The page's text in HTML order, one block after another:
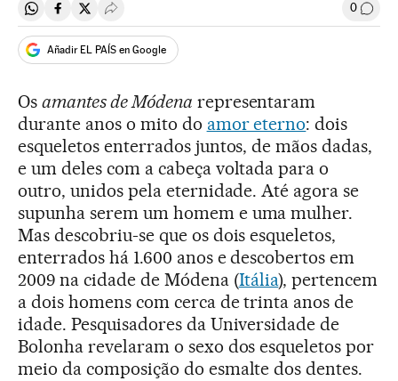
Compartir en Whatsapp
Compartir en Facebook
Compartir en Twitter
Desplegar Redes Sociales 0
Añadir EL PAÍS en Google
Os amantes de Módena representaram
durante anos o mito do amor eterno: dois
esqueletos enterrados juntos, de mãos dadas,
e um deles com a cabeça voltada para o
outro, unidos pela eternidade. Até agora se
supunha serem um homem e uma mulher.
Mas descobriu-se que os dois esqueletos,
enterrados há 1.600 anos e descobertos em
2009 na cidade de Módena (Itália), pertencem
a dois homens com cerca de trinta anos de
idade. Pesquisadores da Universidade de
Bolonha revelaram o sexo dos esqueletos por
meio da composição do esmalte dos dentes.